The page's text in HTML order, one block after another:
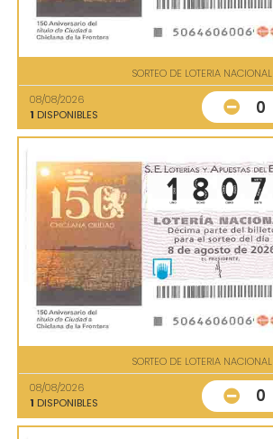
SORTEO DE LOTERIA NACIONAL
08/08/2026
1 DISPONIBLES 0
SORTEO DE LOTERIA NACIONAL
08/08/2026
1 DISPONIBLES 0